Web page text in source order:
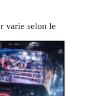
varie selon le